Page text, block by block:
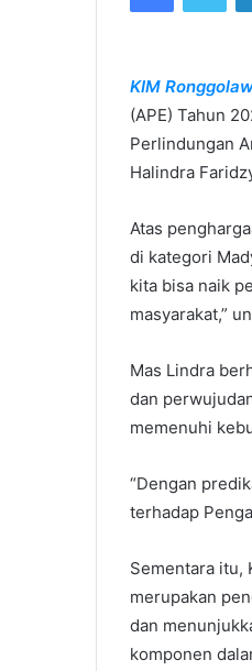
KIM
(APE) Tahun
Perlindungan
Halindra
Atas
di kategori
kita bisa naik
masyarakat,”
Mas Lindra
dan
memenuhi
“Dengan
terhadap
Sementara itu,
merupakan
dan
komponen